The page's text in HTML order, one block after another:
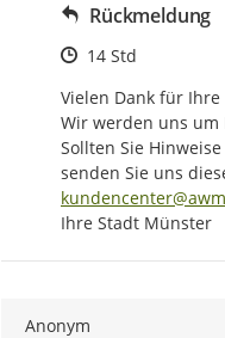
Rückmeldung
Zeitpunkt des
14 Std
Vielen Dank für
Wir werden uns
Sollten Sie
Ihre Stadt Münster
Anonym